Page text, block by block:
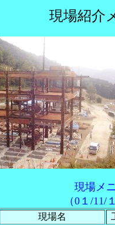
現場紹介
現場メ
（0１/11/
現場名